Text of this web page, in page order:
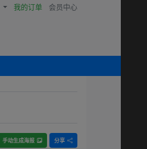
我的订单 会员中心
手动生成海报 分享